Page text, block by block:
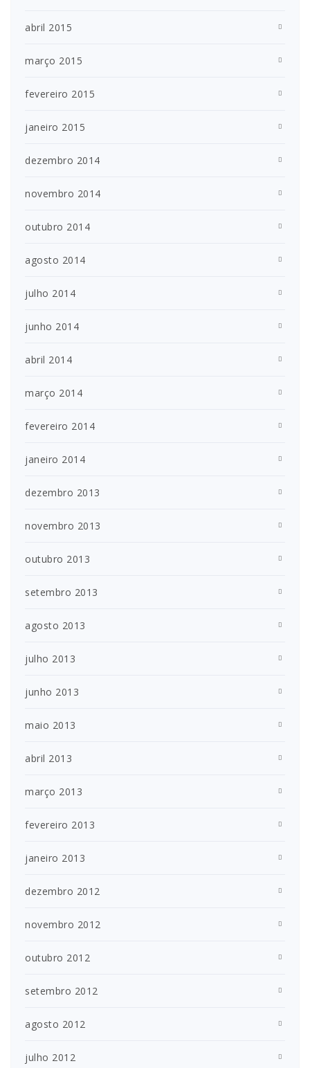
abril 2015
março 2015
fevereiro 2015
janeiro 2015
dezembro 2014
novembro 2014
outubro 2014
agosto 2014
julho 2014
junho 2014
abril 2014
março 2014
fevereiro 2014
janeiro 2014
dezembro 2013
novembro 2013
outubro 2013
setembro 2013
agosto 2013
julho 2013
junho 2013
maio 2013
abril 2013
março 2013
fevereiro 2013
janeiro 2013
dezembro 2012
novembro 2012
outubro 2012
setembro 2012
agosto 2012
julho 2012